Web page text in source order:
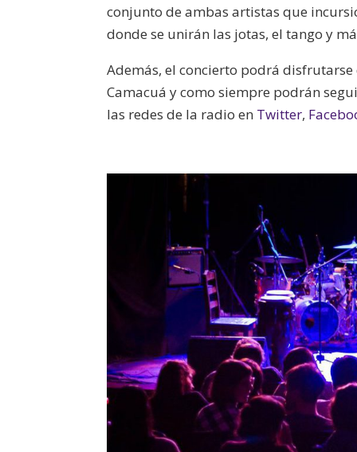
conjunto de ambas artistas que
donde se unirán las jotas, el tango y
Además, el concierto podrá disfrutarse
Camacuá y como siempre podrán
las redes de la radio en Twitter,